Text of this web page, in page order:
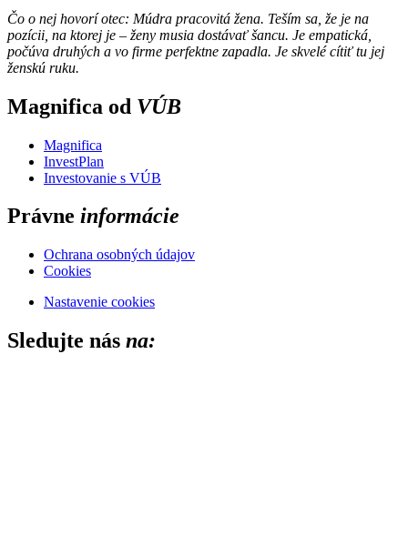
Čo o nej hovorí otec: Múdra pracovitá žena. Teším sa, že je na
pozícii, na ktorej je – ženy musia dostávať šancu. Je empatická,
počúva druhých a vo firme perfektne zapadla. Je skvelé cítiť tu jej
ženskú ruku.
Magnifica od VÚB
Magnifica
InvestPlan
Investovanie s VÚB
Právne informácie
Ochrana osobných údajov
Cookies
Nastavenie cookies
Sledujte nás na: